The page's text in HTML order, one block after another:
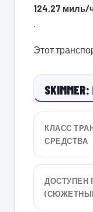
124.27 миль/
.
Этот
КЛАСС
СРЕДСТВА
ДОСТУПЕН